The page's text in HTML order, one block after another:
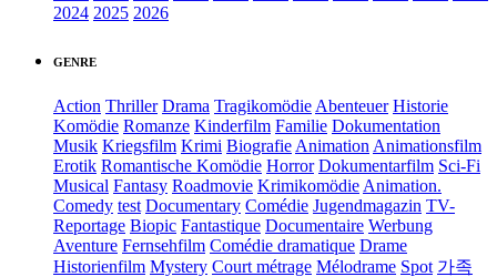
2024 2025 2026
GENRE
Action Thriller Drama Tragikomödie Abenteuer Historie
Komödie Romanze Kinderfilm Familie Dokumentation
Musik Kriegsfilm Krimi Biografie Animation Animationsfilm
Erotik Romantische Komödie Horror Dokumentarfilm Sci-Fi
Musical Fantasy Roadmovie Krimikomödie Animation.
Comedy test Documentary Comédie Jugendmagazin TV-
Reportage Biopic Fantastique Documentaire Werbung
Aventure Fernsehfilm Comédie dramatique Drame
Historienfilm Mystery Court métrage Mélodrame Spot 가족